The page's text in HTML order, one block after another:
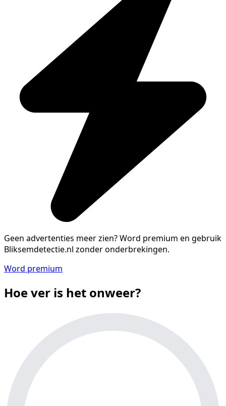
Geen advertenties meer zien?Word premium en gebruik
Bliksemdetectie.nl zonder onderbrekingen.
Word premium
Hoe ver is het onweer?